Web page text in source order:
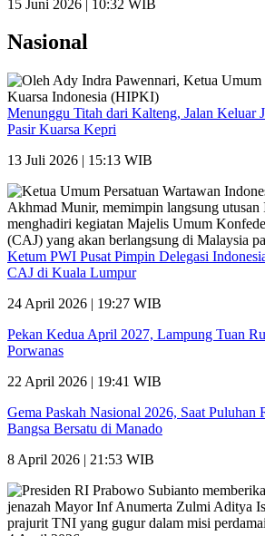
15 Juni 2026 | 10:32 WIB
Nasional
Menunggu Titah dari Kalteng, Jalan Keluar
Pasir Kuarsa Kepri
13 Juli 2026 | 15:13 WIB
Ketum PWI Pusat Pimpin Delegasi
CAJ di Kuala Lumpur
24 April 2026 | 19:27 WIB
Pekan Kedua April 2027, Lampung Tuan
Porwanas
22 April 2026 | 19:41 WIB
Gema Paskah Nasional 2026, Saat Puluhan
Bangsa Bersatu di Manado
8 April 2026 | 21:53 WIB